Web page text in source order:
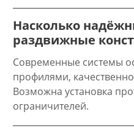
Насколько
раздвижные
Современные системы
профилями,
Возможна установка
ограничителей.